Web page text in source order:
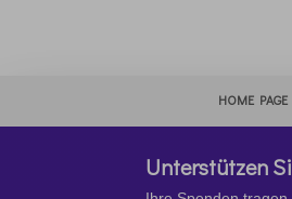
HOME PAGE
Unterstützen